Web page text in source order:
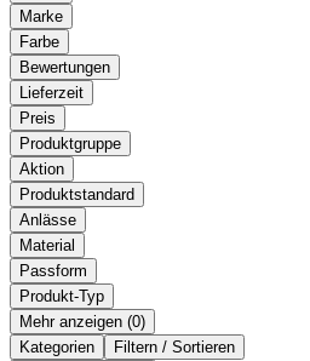
Marke
Farbe
Bewertungen
Lieferzeit
Preis
Produktgruppe
Aktion
Produktstandard
Anlässe
Material
Passform
Produkt-Typ
Mehr anzeigen ( )
Kategorien
Filtern / Sortieren